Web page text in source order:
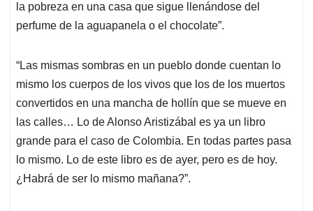
la pobreza en una casa que sigue llenándose del
perfume de la aguapanela o el chocolate”.
“Las mismas sombras en un pueblo donde cuentan lo
mismo los cuerpos de los vivos que los de los muertos
convertidos en una mancha de hollín que se mueve en
las calles… Lo de Alonso Aristizábal es ya un libro
grande para el caso de Colombia. En todas partes pasa
lo mismo. Lo de este libro es de ayer, pero es de hoy.
¿Habrá de ser lo mismo mañana?”.